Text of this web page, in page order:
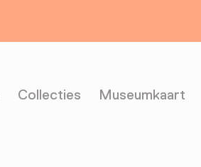
Collecties Museumkaart